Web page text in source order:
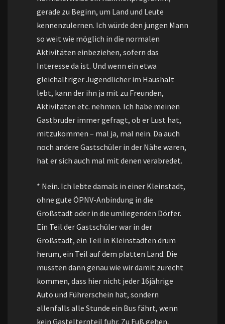
gerade zu Beginn, um Land und Leute
kennenzulernen. Ich würde den jungen Mann
so weit wie möglich in die normalen
Aktivitäten einbeziehen, sofern das
Interesse da ist. Und wenn ein etwa
gleichaltriger Jugendlicher im Haushalt
lebt, kann der ihn ja mit zu Freunden,
Aktivitäten etc. nehmen. Ich habe meinen
Gastbruder immer gefragt, ob er Lust hat,
mitzukommen – mal ja, mal nein. Da auch
noch andere Gastschüler in der Nähe waren,
hat er sich auch mal mit denen verabredet.
* Nein. Ich lebte damals in einer Kleinstadt,
ohne gute ÖPNV-Anbindung in die
Großstadt oder in die umliegenden Dörfer.
Ein Teil der Gastschüler war in der
Großstadt, ein Teil in Kleinstädten drum
herum, ein Teil auf dem platten Land. Die
mussten dann genau wie wir damit zurecht
kommen, dass hier nicht jeder 16jährige
Auto und Führerschein hat, sondern
allenfalls alle Stunde ein Bus fährt, wenn
kein Gastelternteil fuhr. Zu Fuß gehen,